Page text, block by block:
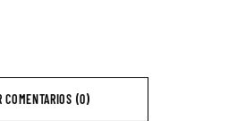
COMENTARIOS (0)